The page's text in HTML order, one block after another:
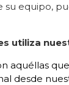
su equipo,
utiliza
aquéllas
desde